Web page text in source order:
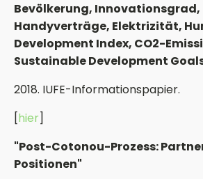
Bevölkerung,
Handyverträge, Elektrizität,
Development Index, CO2-
Sustainable Development
2018. IUFE-Informationspapier.
[hier]
"Post-Cotonou-Prozess:
Positionen"